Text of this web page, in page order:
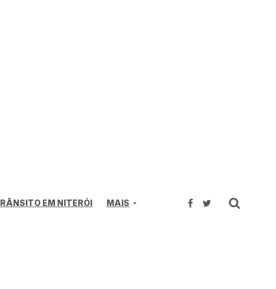
EM NITERÓI MAIS